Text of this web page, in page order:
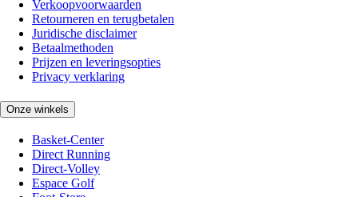
Verkoopvoorwaarden
Retourneren en terugbetalen
Juridische disclaimer
Betaalmethoden
Prijzen en leveringsopties
Privacy verklaring
Onze winkels
Basket-Center
Direct Running
Direct-Volley
Espace Golf